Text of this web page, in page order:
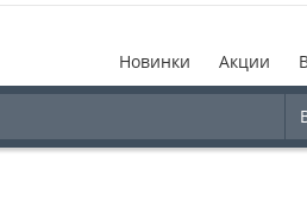
Новинки Акции